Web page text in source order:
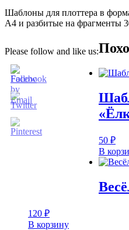
Шаблоны для плоттера в
А4 и разбитые на фрагменты
Please follow and like us:
50 ₽
В
120 ₽
В корзину